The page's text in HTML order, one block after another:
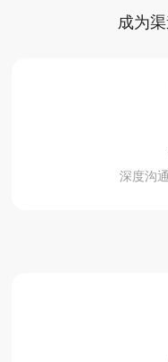
成为
深度沟